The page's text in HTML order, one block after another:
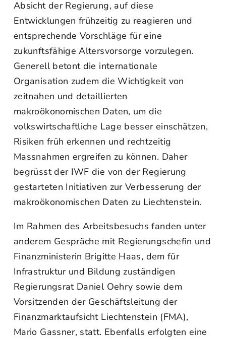
Absicht der Regierung, auf diese
Entwicklungen frühzeitig zu reagieren und
entsprechende Vorschläge für eine
zukunftsfähige Altersvorsorge vorzulegen.
Generell betont die internationale
Organisation zudem die Wichtigkeit von
zeitnahen und detaillierten
makroökonomischen Daten, um die
volkswirtschaftliche Lage besser einschätzen,
Risiken früh erkennen und rechtzeitig
Massnahmen ergreifen zu können. Daher
begrüsst der IWF die von der Regierung
gestarteten Initiativen zur Verbesserung der
makroökonomischen Daten zu Liechtenstein.
Im Rahmen des Arbeitsbesuchs fanden unter
anderem Gespräche mit Regierungschefin und
Finanzministerin Brigitte Haas, dem für
Infrastruktur und Bildung zuständigen
Regierungsrat Daniel Oehry sowie dem
Vorsitzenden der Geschäftsleitung der
Finanzmarktaufsicht Liechtenstein (FMA),
Mario Gassner, statt. Ebenfalls erfolgten eine